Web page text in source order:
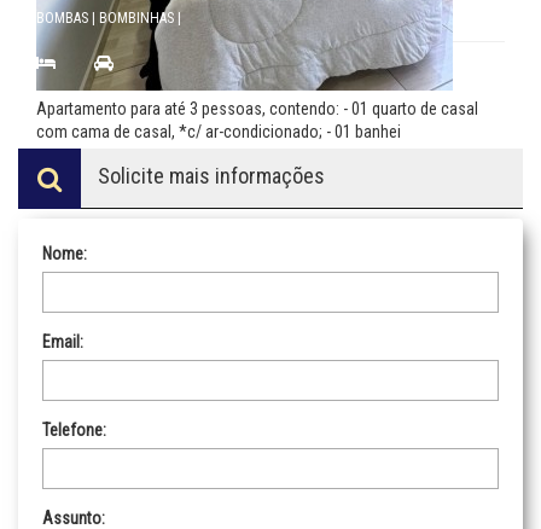
BOMBAS | BOMBINHAS |
Consulte
Apartamento para até 3 pessoas, contendo: - 01 quarto de casal
com cama de casal, *c/ ar-condicionado; - 01 banhei
Solicite mais informações
Nome:
Email:
Telefone:
Assunto: